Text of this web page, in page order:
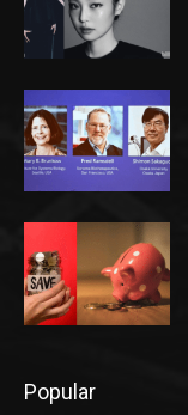
Popular